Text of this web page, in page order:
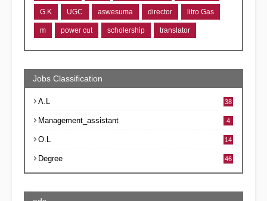
G.K UGC aswesuma director litro Gas
m power cut scholership translator
Jobs Classification
A.L 38
Management_assistant 4
O.L 14
Degree 46